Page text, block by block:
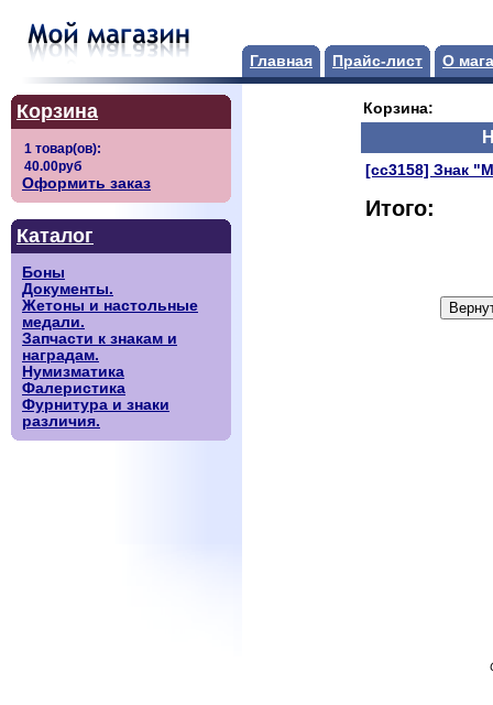
Главная Прайс-лист О
Корзина
Оформить заказ
Каталог
Боны
Документы.
Жетоны и настольные
медали.
Запчасти к знакам и
наградам.
Нумизматика
Фалеристика
Фурнитура и знаки
различия.
Корзина:
[сс3158] Знак
Итого: